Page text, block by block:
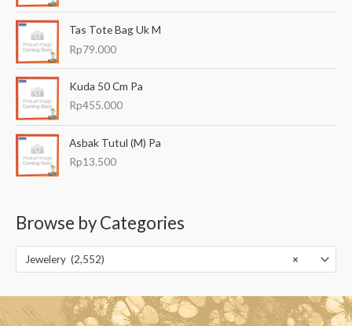
Tas Tote Bag Uk M
Rp79.000
Kuda 50 Cm Pa
Rp455.000
Asbak Tutul (M) Pa
Rp13.500
Browse by Categories
×
Jewelery (2,552)